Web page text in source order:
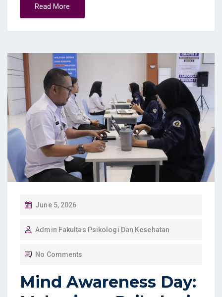
Read More
P
S
D
O
June 5, 2026
Admin Fakultas Psikologi Dan Kesehatan
No Comments
Mind Awareness Day: